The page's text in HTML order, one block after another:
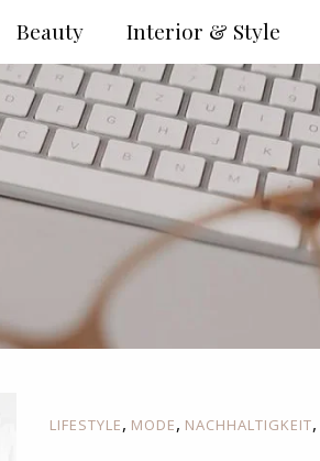
LIFESTYLE, MODE, NACHHALTIGKEIT,
Interior & Style
Beauty